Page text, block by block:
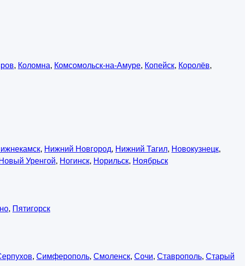
, Коломна, Комсомольск-на-Амуре, Копейск, Королёв,
, Нижний Новгород, Нижний Тагил, Новокузнецк,
Новый Уренгой, Ногинск, Норильск, Ноябрьск
, Пятигорск
, Симферополь, Смоленск, Сочи, Ставрополь, Старый